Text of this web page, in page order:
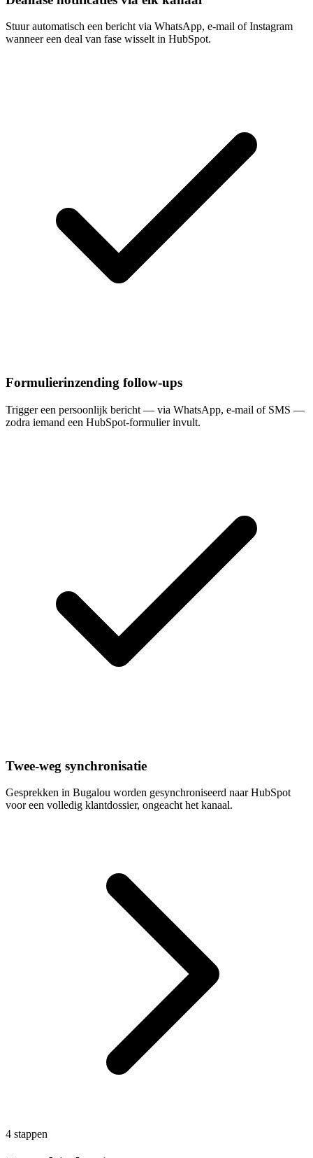
Stuur automatisch een bericht via WhatsApp, e-mail of Instagram
wanneer een deal van fase wisselt in HubSpot.
Formulierinzending follow-ups
Trigger een persoonlijk bericht — via WhatsApp, e-mail of SMS —
zodra iemand een HubSpot-formulier invult.
Twee-weg synchronisatie
Gesprekken in Bugalou worden gesynchroniseerd naar HubSpot
voor een volledig klantdossier, ongeacht het kanaal.
4 stappen